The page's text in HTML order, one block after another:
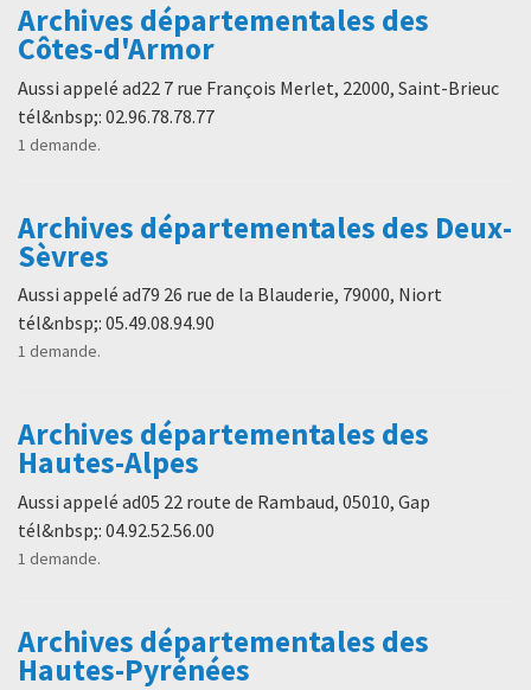
Archives départementales des
Côtes-d'Armor
Aussi appelé ad22 7 rue François Merlet, 22000, Saint-Brieuc
tél&nbsp;: 02.96.78.78.77
1 demande.
Archives départementales des Deux-
Sèvres
Aussi appelé ad79 26 rue de la Blauderie, 79000, Niort
tél&nbsp;: 05.49.08.94.90
1 demande.
Archives départementales des
Hautes-Alpes
Aussi appelé ad05 22 route de Rambaud, 05010, Gap
tél&nbsp;: 04.92.52.56.00
1 demande.
Archives départementales des
Hautes-Pyrénées